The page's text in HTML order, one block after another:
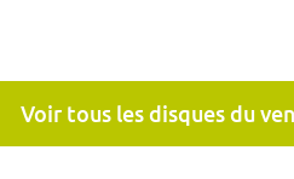
Voir tous les disques du